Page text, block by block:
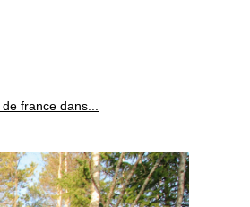
france dans...